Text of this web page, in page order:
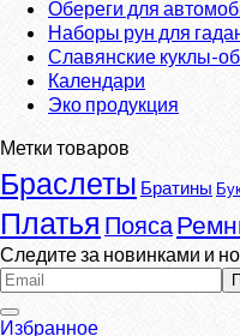
Обереги для
Наборы рун для
Славянские куклы-
Календари
Эко продукция
Метки товаров
Браслеты Братины
Платья Пояса
Следите за новинками и
Избранное